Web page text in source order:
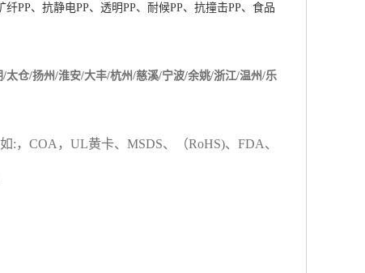
纤PP、抗静电PP、透明PP、耐候PP、抗撞击PP、食品
仓/扬州/淮安/大丰/杭州/慈溪/宁波/余姚/浙江/温州/乐
: ， COA ， UL黄卡、 MSDS、 （RoHS)、 FDA、